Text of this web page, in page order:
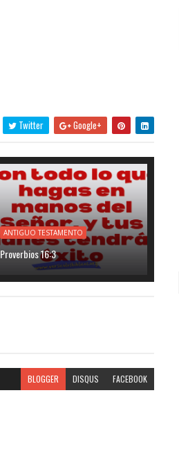
Twitter Google+
ANTIGUO TESTAMENTO
Proverbios 16:3
BLOGGER DISQUS FACEBOOK